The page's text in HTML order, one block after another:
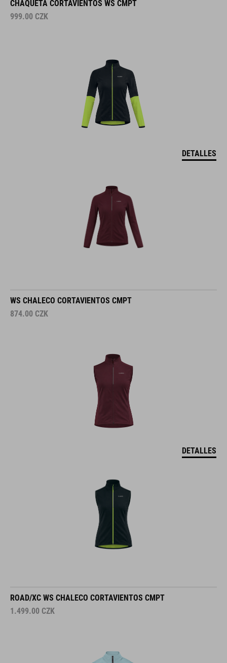
CHAQUETA CORTAVIENTOS WS CMPT
999.00 CZK
DETALLES
WS CHALECO CORTAVIENTOS CMPT
874.00 CZK
DETALLES
ROAD/XC WS CHALECO CORTAVIENTOS CMPT
1.499.00 CZK